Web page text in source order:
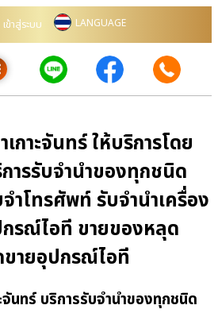
เข้าสู่ระบบ LANGUAGE
กาะจันทร์ ให้บริการโดย
ารรับจำนำของทุกชนิด
ำโทรศัพท์ รับจำนำเครื่อง
รณ์ไอที ขายของหลุด
ขายอุปกรณ์ไอที
จันทร์ บริการรับจำนำของทุกชนิด